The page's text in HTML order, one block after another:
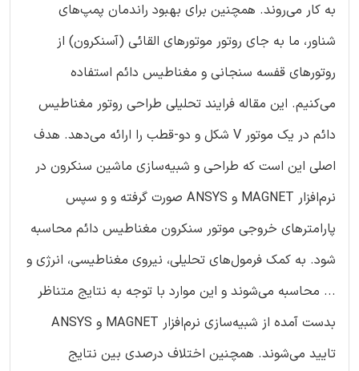
به کار می‌روند. همچنین برای بهبود راندمان پمپ‌های
شناور، ما به جای روتور موتورهای القائی (آسنکرون) از
روتورهای قفسه سنجانی و مغناطیس دائم استفاده
می‌کنیم. این مقاله فرایند تحلیلی طراحی روتور مغناطیس
دائم در یک موتور V شکل و دو-قطب را ارائه می‌دهد. هدف
اصلی این است که طراحی و شبیه‌سازی ماشین سنکرون در
نرم‌افزار MAGNET و ANSYS صورت گرفته و و سپس
پارامترهای خروجی موتور سنکرون مغناطیس دائم محاسبه
شود. به کمک فرمول‌های تحلیلی، نیروی مغناطیسی، انرژی و
... محاسبه می‌شوند و این موارد با توجه به نتایج متناظر
بدست آمده از شبیه‌سازی نرم‌افزار MAGNET و ANSYS
تایید می‌شوند. همچنین اختلاف درصدی بین نتایج